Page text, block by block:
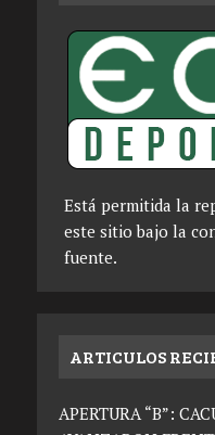
Está permitida la
este sitio bajo la
fuente.
ARTICULOS
APERTURA “B”: